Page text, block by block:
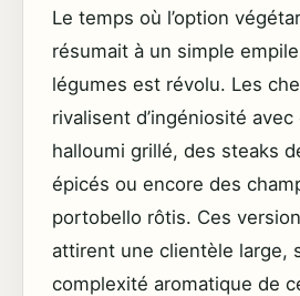
Le temps où l’option
résumait à un simple
légumes est révolu. Les
rivalisent d’ingéniosité
halloumi grillé, des steaks
épicés ou encore des
portobello rôtis. Ces
attirent une clientèle large,
complexité aromatique de